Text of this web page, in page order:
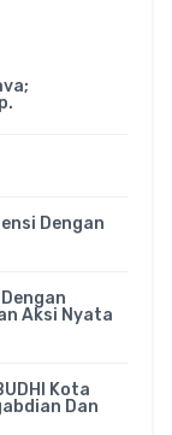
Dengan
Aksi Nyata
Kota
Dan